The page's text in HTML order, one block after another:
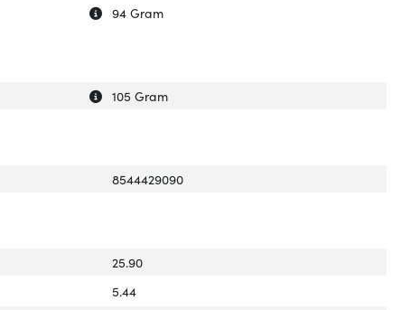
Uitleg over 'Gewicht'
Verberg uitleg over 'Gewicht'
94 Gram
Uitleg over 'Gewicht verpakking'
Verberg uitleg over 'Gewicht verpakking'
105 Gram
8544429090
25.90
5.44